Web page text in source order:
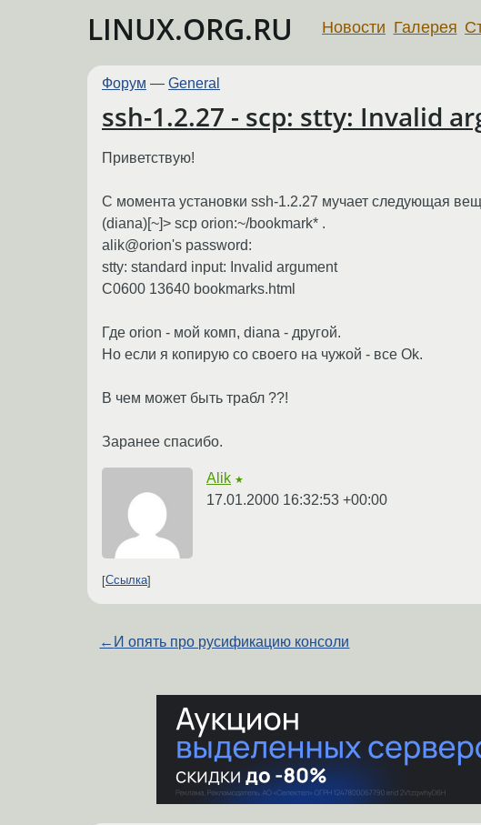
LINUX.ORG.RU Новости Галерея
Форум — General
ssh-1.2.27 - scp: stty: Invalid
Приветствую!
С момента установки ssh-1.2.27 мучает следующая
(diana)[~]> scp orion:~/bookmark* .
alik@orion's password:
stty: standard input: Invalid argument
C0600 13640 bookmarks.html
Где orion - мой комп, diana - другой.
Но если я копирую со своего на чужой - все Ok.
В чем может быть трабл ??!
Заранее спасибо.
Alik ★
17.01.2000 16:32:53 +00:00
Ссылка
← И опять про русификацию консоли